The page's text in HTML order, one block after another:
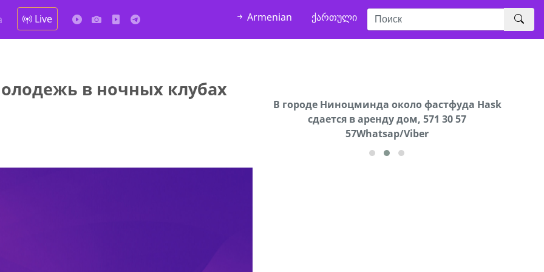
Live Armenian ქართული
в ночных клубах
В городе Ниноцминда около фастфуда Hask
cдается в аренду дом, 571 30 57
57Whatsap/Viber
Продается машина марки Prado,571 30 57
57Whatsap/Viber